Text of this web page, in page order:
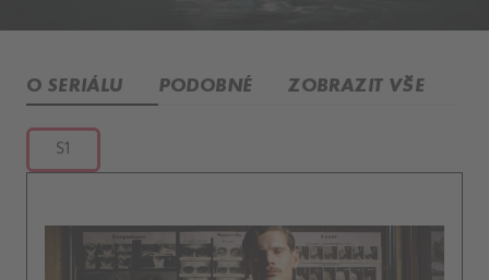
O SERIÁLU PODOBNÉ ZOBRAZIT VŠE
S1